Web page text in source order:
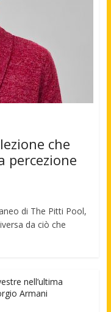
che
percezione
di The Pitti Pool,
da ciò che
nell’ultima
Armani